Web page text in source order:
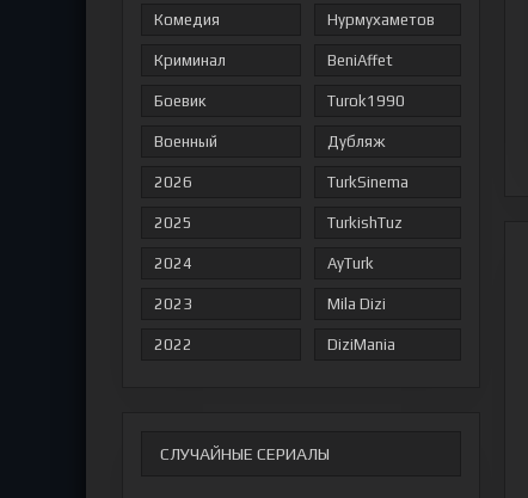
Комедия
Криминал
Боевик
Военный
2026
2025
2024
2023
2022
Нурмухаметов
BeniAffet
Turok1990
Дубляж
TurkSinema
TurkishTuz
AyTurk
Mila Dizi
DiziMania
СЛУЧАЙНЫЕ СЕРИАЛЫ